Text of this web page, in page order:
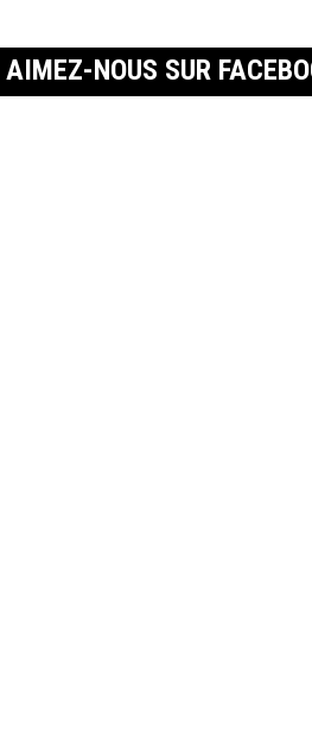
AIMEZ-NOUS SUR